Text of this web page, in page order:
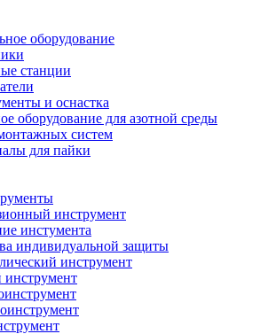
оборудование
станции
и оснастка
оборудование для азотной среды
систем
для пайки
инструмент
инстумента
индивидуальной защиты
инструмент
инструмент